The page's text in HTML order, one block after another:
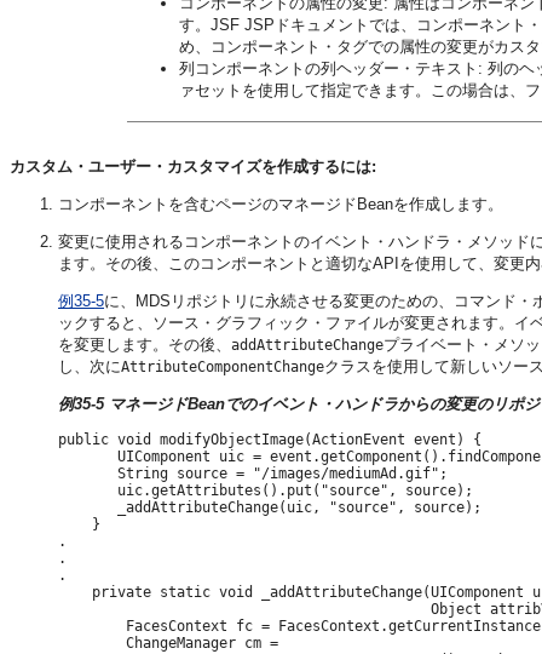
す。JSF JSPドキュメントでは、コンポーネント
め、コンポーネント・タグでの属性の変更がカス
列コンポーネントの列ヘッダー・テキスト: 列のヘ
ァセットを使用して指定できます。この場合は、
カスタム・ユーザー・カスタマイズを作成するには:
コンポーネントを含むページのマネージドBeanを作成します。
変更に使用されるコンポーネントのイベント・ハンドラ・メソッ
ます。その後、このコンポーネントと適切なAPIを使用して、変更
例35-5に、MDSリポジトリに永続させる変更のための、コマンド
ックすると、ソース・グラフィック・ファイルが変更されます。
を変更します。その後、 addAttributeChangeプライベート・メソ
し、次にAttributeComponentChangeクラスを使用して新しいソー
例35-5 マネージドBeanでのイベント・ハンドラからの変更のリポ
public void modifyObjectImage(ActionEvent event) {
UIComponent uic =
       String source = "/images/mediumAd.gif";
       uic.getAttributes().put("source", source);
       _addAttributeChange(uic, "source", source);
    }
.
.
.
private static void _addAttributeChange(UIComponent
Object
FacesContext fc =
        ChangeManager cm =